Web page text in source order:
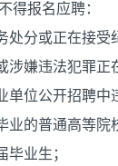
得报名应聘：
处分或正在接受
涉嫌违法犯罪正
单位公开招聘中
业的普通高等院
毕业生；